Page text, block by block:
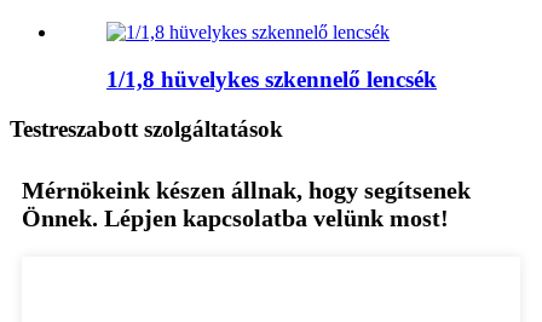
1/1,8 hüvelykes szkennelő lencsék
Testreszabott szolgáltatások
Mérnökeink készen állnak, hogy segítsenek
Önnek. Lépjen kapcsolatba velünk most!